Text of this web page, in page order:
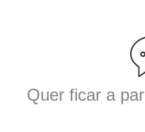
Quer ficar a